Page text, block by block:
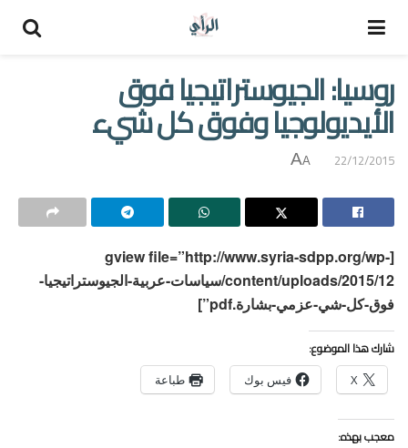
روسيا: الجيوستراتيجيا فوق
الأيديولوجيا وفوق كل شيء
22/12/2015
A
A
[gview file=”http://www.syria-sdpp.org/wp-
content/uploads/2015/12/سياسات-عربية-الجيوستراتيجيا-
فوق-كل-شي-عزمي-بشارة.pdf”]
شارك هذا الموضوع:
X فيس بوك طباعة
معجب بهذه: